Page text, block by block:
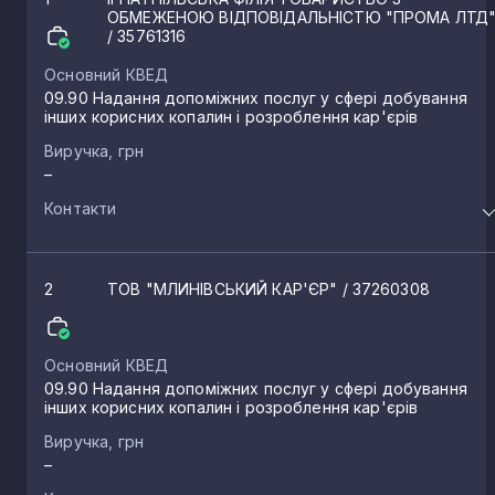
ОБМЕЖЕНОЮ ВІДПОВІДАЛЬНІСТЮ "ПРОМА
/ 35761316
Основний КВЕД
09.90 Надання допоміжних послуг у сфері добування
інших корисних копалин і розроблення кар'єрів
Виручка, грн
–
Контакти
2 ТОВ "МЛИНІВСЬКИЙ КАР'ЄР" / 37260308
Основний КВЕД
09.90 Надання допоміжних послуг у сфері добування
інших корисних копалин і розроблення кар'єрів
Виручка, грн
–